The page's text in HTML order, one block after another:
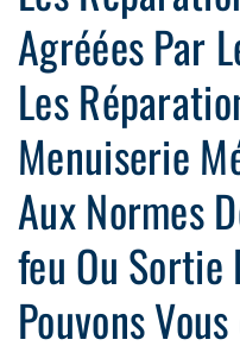
Agréées Par
Les
Menuiserie
Aux Normes
feu Ou Sortie
Pouvons